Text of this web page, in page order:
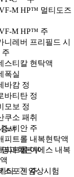
서
명과학본부
타
임상시험
M HP™ 멀티도즈
M HP™ 주
니레버 프리필드 시
주
스티칼 현탁액
폭실
바캄 정
바티탄 정
모보 정
쿠소 패취
노비안 주
피트롤 내복현탁액
피트롤 이에스 내복
스포젠 주